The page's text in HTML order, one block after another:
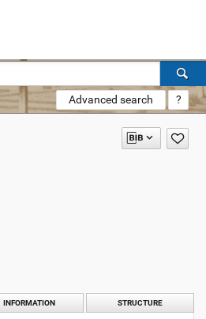
Advanced search ?
INFORMATION STRUCTURE